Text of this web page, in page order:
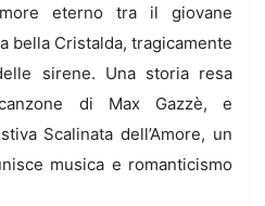
eterno tra il giovane
bella Cristalda, tragicamente
sirene. Una storia resa
di Max Gazzè, e
Scalinata dell’Amore, un
musica e romanticismo